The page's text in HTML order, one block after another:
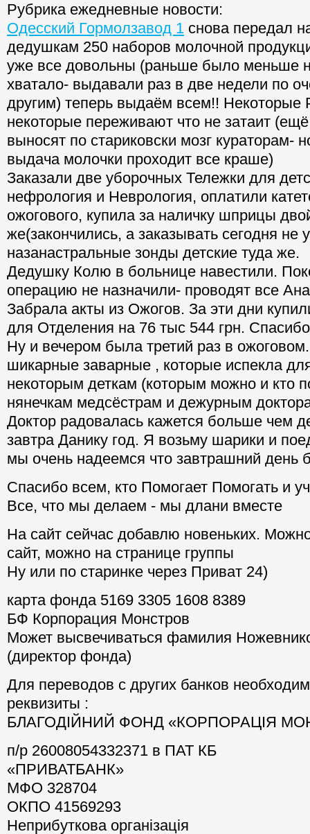
Рубрика ежедневные новости:
Одесский Гормолзавод 1 снова передал
дедушкам 250 наборов молочной
уже все довольны (раньше было меньше
хватало- выдавали раз в две недели по
другим) теперь выдаём всем!! Некоторые
некоторые переживают что не затаит
выносят по стариковски мозг кураторам-
выдача молочки проходит все краше)
Заказали две уборочных Тележки для
нефрология и Неврология, оплатили
ожогового, купила за наличку шприцы
же(закончились, а заказывать сегодня не
назанастральные зонды детские туда же.
Дедушку Колю в больнице навестили.
операцию не назначили- проводят все
Забрала акты из Ожогов. За эти дни
для Отделения на 76 тыс 544 грн.
Ну и вечером была третий раз в
шикарные заварные , которые испекла
некоторым деткам (которым можно и кто
нянечкам медсёстрам и дежурным
Доктор радовалась кажется больше чем
завтра Данику год. Я возьму шарики и
мы очень надеемся что завтрашний день
Спасибо всем, кто Помогает Помогать и
Все, что мы делаем - мы длани вместе
На сайт сейчас добавлю новеньких.
сайт, можно на странице группы
Ну или по старинке через Приват 24)
карта фонда 5169 3305 1608 8389
БФ Корпорация Монстров
Может высвечиваться фамилия
(директор фонда)
Для переводов с других банков
реквизиты :
БЛАГОДІЙНИЙ ФОНД «КОРПОРАЦІЯ
п/р 26008054332371 в ПАТ КБ
«ПРИВАТБАНК»
МФО 328704
ОКПО 41569293
Неприбуткова організація